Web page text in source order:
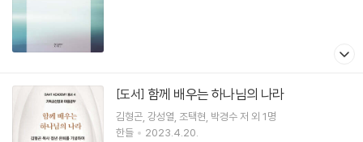
[도서] 함께 배우는 하나님의 나라
김형곤 강성열 조택현 박경수저 외 1명
한들
2023.4.20.